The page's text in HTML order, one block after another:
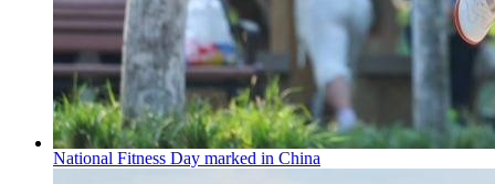
National Fitness Day marked in China